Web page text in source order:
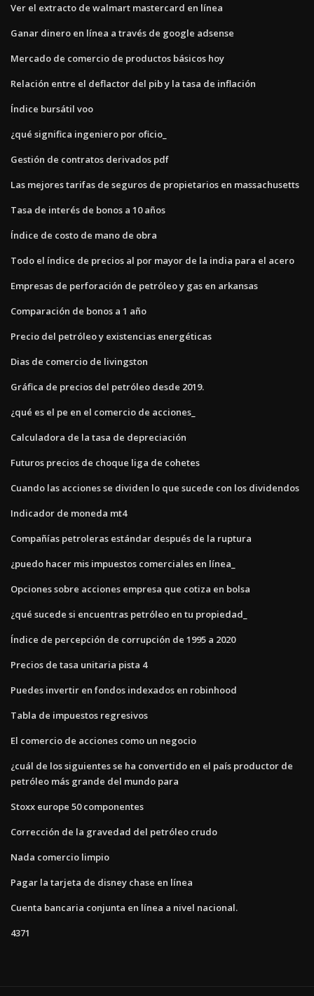
Ver el extracto de walmart mastercard en línea
Ganar dinero en línea a través de google adsense
Mercado de comercio de productos básicos hoy
Relación entre el deflactor del pib y la tasa de inflación
Índice bursátil voo
¿qué significa ingeniero por oficio_
Gestión de contratos derivados pdf
Las mejores tarifas de seguros de propietarios en massachusetts
Tasa de interés de bonos a 10 años
Índice de costo de mano de obra
Todo el índice de precios al por mayor de la india para el acero
Empresas de perforación de petróleo y gas en arkansas
Comparación de bonos a 1 año
Precio del petróleo y existencias energéticas
Dias de comercio de livingston
Gráfica de precios del petróleo desde 2019.
¿qué es el pe en el comercio de acciones_
Calculadora de la tasa de depreciación
Futuros precios de choque liga de cohetes
Cuando las acciones se dividen lo que sucede con los dividendos
Indicador de moneda mt4
Compañías petroleras estándar después de la ruptura
¿puedo hacer mis impuestos comerciales en línea_
Opciones sobre acciones empresa que cotiza en bolsa
¿qué sucede si encuentras petróleo en tu propiedad_
Índice de percepción de corrupción de 1995 a 2020
Precios de tasa unitaria pista 4
Puedes invertir en fondos indexados en robinhood
Tabla de impuestos regresivos
El comercio de acciones como un negocio
¿cuál de los siguientes se ha convertido en el país productor de
petróleo más grande del mundo para
Stoxx europe 50 componentes
Corrección de la gravedad del petróleo crudo
Nada comercio limpio
Pagar la tarjeta de disney chase en línea
Cuenta bancaria conjunta en línea a nivel nacional.
4371